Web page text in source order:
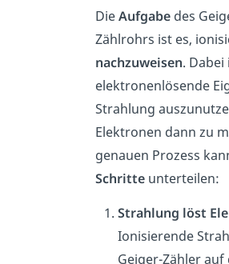
DieAufgabe des
Zählrohrs ist es,
nachzuweisen.
elektronenlösende
Strahlung
Elektronen dann zu
genauen Prozess
Schritte unterteilen:
Strahlung löst
Ionisierende
Geiger-Zähler auf